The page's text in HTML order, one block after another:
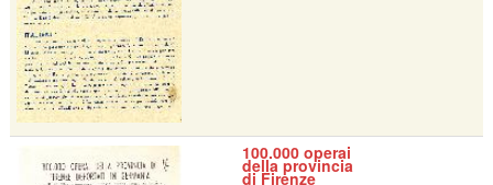
100.000 operai
della provincia
di Firenze